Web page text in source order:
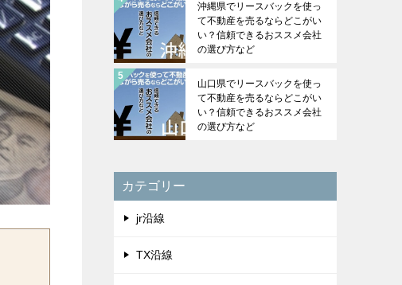
沖縄県でリースバックを使っ
て不動産を売るならどこがい
い？信頼できるおススメ会社
の選び方など
山口県でリースバックを使っ
て不動産を売るならどこがい
い？信頼できるおススメ会社
の選び方など
カテゴリー
jr沿線
TX沿線